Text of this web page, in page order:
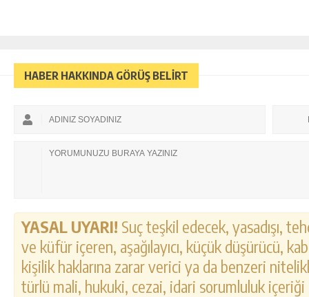
HABER HAKKINDA GÖRÜŞ BELİRT
YASAL UYARI! Suç teşkil edecek, yasadışı,
ve küfür içeren, aşağılayıcı, küçük düşürücü,
kişilik haklarına zarar verici ya da benzeri
türlü mali, hukuki, cezai, idari sorumluluk